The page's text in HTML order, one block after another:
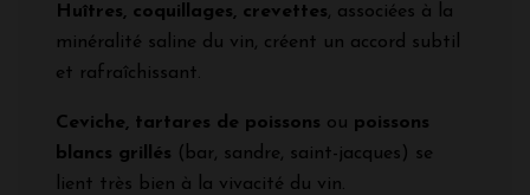
Huîtres, coquillages, crevettes, associées à la
minéralité saline du vin, créent un accord subtil
et rafraîchissant.
Ceviche, tartares de poissons ou poissons
blancs grillés (bar, sandre, saint-jacques) se
lient très bien à la vivacité du vin.